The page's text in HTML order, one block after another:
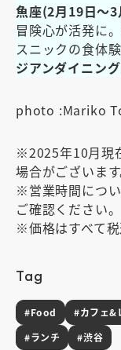
魚座(2月19日～3
冒険心が活発に
スニックの食体
ジアンダイニン
photo :Mariko
※2025年10月現
場合がございます
※営業時間につ
ご確認ください。
※価格はすべて税
Tag
#Food #カフェ&
#ランチ
#渋谷